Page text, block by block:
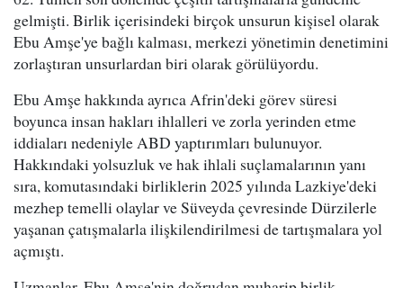
gelmişti. Birlik içerisindeki birçok unsurun kişisel olarak
Ebu Amşe'ye bağlı kalması, merkezi yönetimin denetimini
zorlaştıran unsurlardan biri olarak görülüyordu.
Ebu Amşe hakkında ayrıca Afrin'deki görev süresi
boyunca insan hakları ihlalleri ve zorla yerinden etme
iddiaları nedeniyle ABD yaptırımları bulunuyor.
Hakkındaki yolsuzluk ve hak ihlali suçlamalarının yanı
sıra, komutasındaki birliklerin 2025 yılında Lazkiye'deki
mezhep temelli olaylar ve Süveyda çevresinde Dürzilerle
yaşanan çatışmalarla ilişkilendirilmesi de tartışmalara yol
açmıştı.